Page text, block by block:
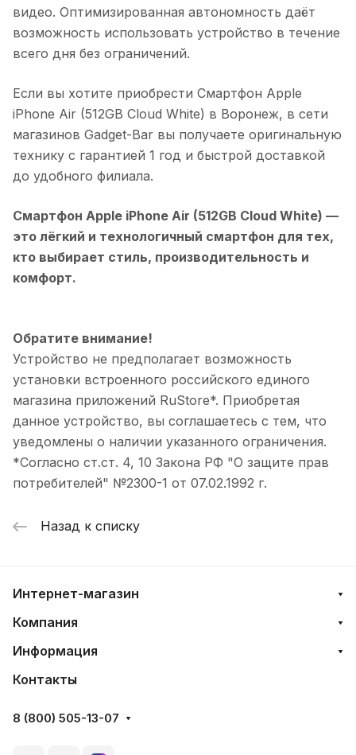
видео. Оптимизированная автономность даёт
возможность использовать устройство в течение
всего дня без ограничений.
Если вы хотите приобрести Смартфон Apple
iPhone Air (512GB Cloud White) в Воронеж, в сети
магазинов Gadget-Bar вы получаете оригинальную
технику с гарантией 1 год и быстрой доставкой
до удобного филиала.
Смартфон Apple iPhone Air (512GB Cloud White) —
это лёгкий и технологичный смартфон для тех,
кто выбирает стиль, производительность и
комфорт.
Обратите внимание!
Устройство не предполагает возможность
установки встроенного российского единого
магазина приложений RuStore*. Приобретая
данное устройство, вы соглашаетесь с тем, что
уведомлены о наличии указанного ограничения.
*Согласно ст.ст. 4, 10 Закона РФ "О защите прав
потребителей" №2300-1 от 07.02.1992 г.
Назад к списку
Интернет-магазин
Компания
Информация
Контакты
8 (800) 505-13-07